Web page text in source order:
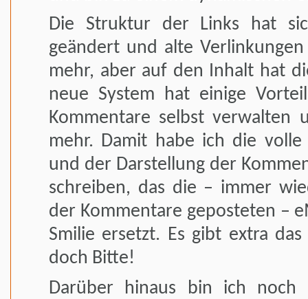
Die Struktur der Links hat
geändert und alte
mehr, aber auf den Inhalt hat
neue System hat einige
Kommentare selbst verwalten
mehr. Damit habe ich die
und der Darstellung der
schreiben, das die – immer
der Kommentare geposteten –
Smilie ersetzt. Es gibt extra
doch Bitte!
Darüber hinaus bin ich noch